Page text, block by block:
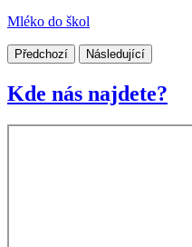
Mléko do škol
Předchozí Následující
Kde nás najdete?